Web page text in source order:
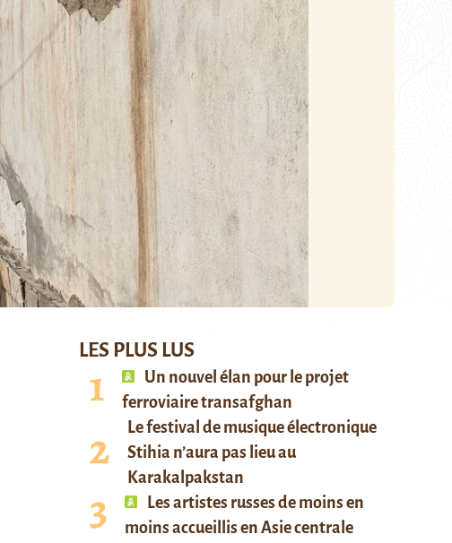
LES PLUS LUS
Un nouvel élan pour le projet
ferroviaire transafghan
Le festival de musique électronique
Stihia n’aura pas lieu au
Karakalpakstan
Les artistes russes de moins en
moins accueillis en Asie centrale